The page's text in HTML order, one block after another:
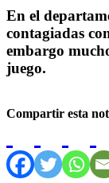
En el
contagiadas
embargo
juego.
Compartir esta